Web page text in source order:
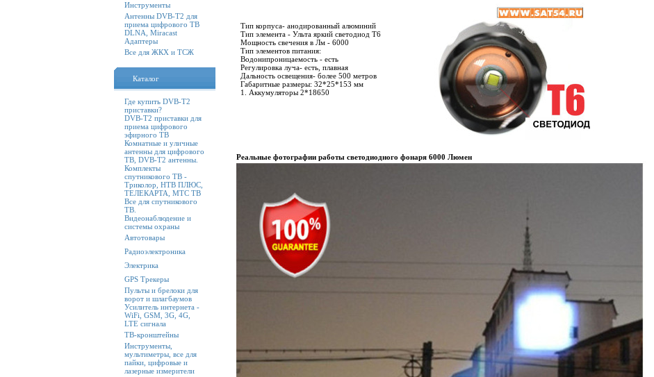
Инструменты
Антенны DVB-T2 для
приема цифрового ТВ
DLNA, Miracast
Адаптеры
Все для ЖКХ и ТСЖ
Каталог
Где купить DVB-T2
приставки?
DVB-T2 приставки для
приема цифрового
эфирного ТВ
Комнатные и уличные
антенны для цифрового
ТВ, DVB-T2 антенны.
Комплекты
спутникового ТВ -
Триколор, НТВ ПЛЮС,
ТЕЛЕКАРТА, МТС ТВ
Все для спутникового
ТВ.
Видеонаблюдение и
системы охраны
Автотовары
Радиоэлектроника
Электрика
GPS Трекеры
Пульты и брелоки для
ворот и шлагбаумов
Усилитель интернета -
WiFi, GSM, 3G, 4G,
LTE сигнала
ТВ-кронштейны
Инструменты,
мультиметры, все для
пайки, цифровые и
лазерные измерители
Тип корпуса- анодированный алюминий
Тип элемента - Ульта яркий светодиод T6
Мощность свечения в Лм - 6000
Тип элементов питания:
Водонипроницаемость - есть
Регулировка луча- есть, плавная
Дальность освещения- более 500 метров
Габаритные размеры: 32*25*153 мм
1. Аккумуляторы 2*18650
Реальные фотографии работы светодиодного фонаря 6000 Люмен